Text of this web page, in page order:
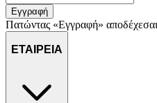
Εγγραφή
Πατώντας «Εγγραφή»
ΕΤΑΙΡΕΙΑ